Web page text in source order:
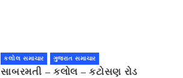
કલોલ સમાચાર ગુજરાત સમાચાર
સાબરમતી – કલોલ – કટોસણ રોડ